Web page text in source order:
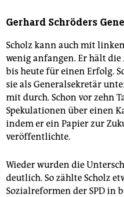
Gerhard Schröders
Scholz kann auch mit
wenig anfangen. Er hält
bis heute für ­einen Erfolg.
sie als Generalsekretär
mit durch. Schon vor zehn
Spekulationen über einen
indem er ein Papier zur
veröffentlichte.
Wieder wurden die
deutlich. So zählte Scholz
Sozialreformen der SPD in